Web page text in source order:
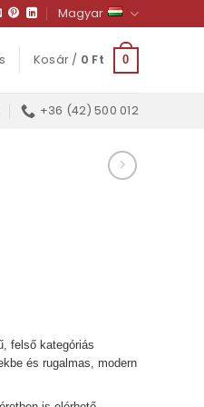
Magyar
Kosár / 0 Ft 0
+36 (42) 500 012
felső kategóriás
és rugalmas, modern